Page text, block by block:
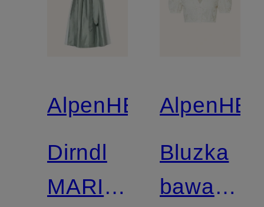
AlpenHERZ
Dirndl
MARIE
Bluzka
bawarska